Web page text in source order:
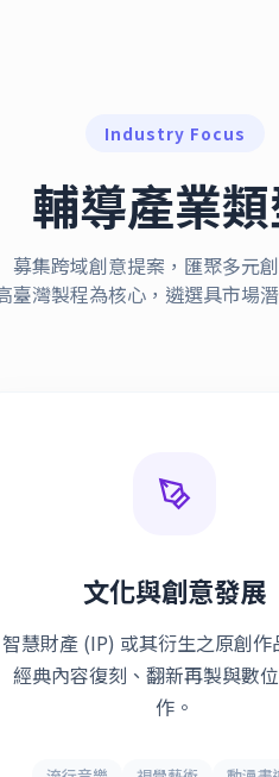
Industry Focus
輔導產業
募集跨域創意提案，匯聚多元
臺灣製程為核心，遴選具市場
文化與創意發展
智慧財產 (IP) 或其衍生之原創作
經典內容復刻、翻新再製與數
作。